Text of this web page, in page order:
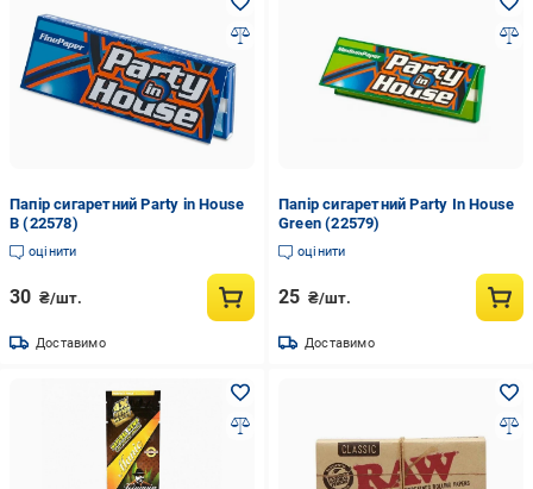
Папір сигаретний Party in House
B (22578)
оцінити
30 ₴/шт.
Доставимо
Папір сигаретний Party In House
Green (22579)
оцінити
25 ₴/шт.
Доставимо